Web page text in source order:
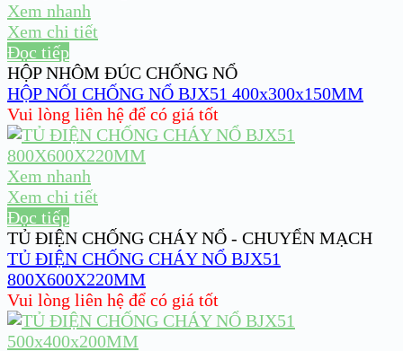
Xem nhanh
Xem chi tiết
Đọc tiếp
HỘP NHÔM ĐÚC CHỐNG NỔ
HỘP NỐI CHỐNG NỔ BJX51 400x300x150MM
Vui lòng liên hệ để có giá tốt
Xem nhanh
Xem chi tiết
Đọc tiếp
TỦ ĐIỆN CHỐNG CHÁY NỔ - CHUYỂN MẠCH
TỦ ĐIỆN CHỐNG CHÁY NỔ BJX51
800X600X220MM
Vui lòng liên hệ để có giá tốt